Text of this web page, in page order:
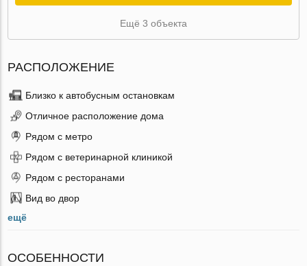
Ещё 3 объекта
РАСПОЛОЖЕНИЕ
Близко к автобусным остановкам
Отличное расположение дома
Рядом с метро
Рядом с ветеринарной клиникой
Рядом с ресторанами
Вид во двор
ещё
ОСОБЕННОСТИ